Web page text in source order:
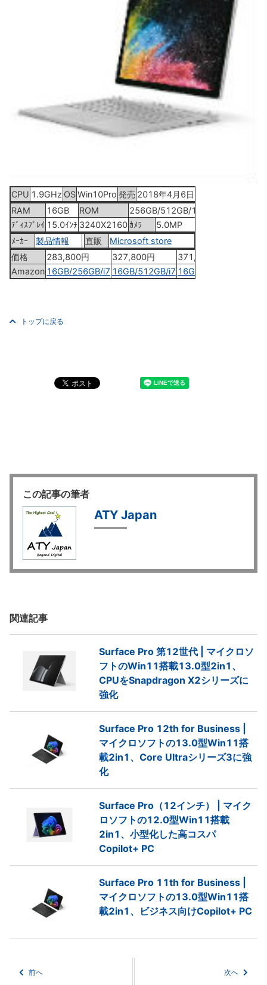
CPU 1.9GHz OSWin10Pro 発売 2018年4月6日
RAM
16GB ROM
256GB/512GB/1TB
ﾃﾞｨｽﾌﾟﾚｲ 15.0ｲﾝﾁ 3240X2160 ｶﾒﾗ
5.0MP
ﾒｰｶｰ
製品情報 直販
Microsoft store
価格
283,800円 327,800円
371,800円
Amazon 16GB/256GB/i7 16GB/512GB/i7 16GB/1TB/i7
トップに戻る
この記事の筆者
ATY Japan
関連記事
Surface Pro 第12世代 | マイクロソ
フトのWin11搭載13.0型2in1、
CPUをSnapdragon X2シリーズに
強化
Surface Pro 12th for Business |
マイクロソフトの13.0型Win11搭
載2in1、Core Ultraシリーズ3に強
化
Surface Pro（12インチ） | マイク
ロソフトの12.0型Win11搭載
2in1、小型化した高コスパ
Copilot+ PC
Surface Pro 11th for Business |
マイクロソフトの13.0型Win11搭
載2in1、ビジネス向けCopilot+ PC
前へ 次へ